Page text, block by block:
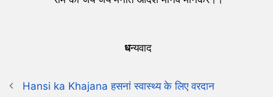
धन्यवाद
Hansi ka Khajana हसनां स्वास्थ्य के लिए वरदान